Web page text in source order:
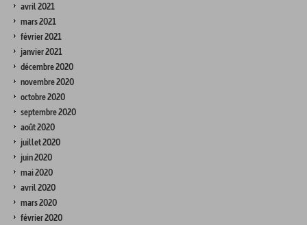
avril 2021
mars 2021
février 2021
janvier 2021
décembre 2020
novembre 2020
octobre 2020
septembre 2020
août 2020
juillet 2020
juin 2020
mai 2020
avril 2020
mars 2020
février 2020